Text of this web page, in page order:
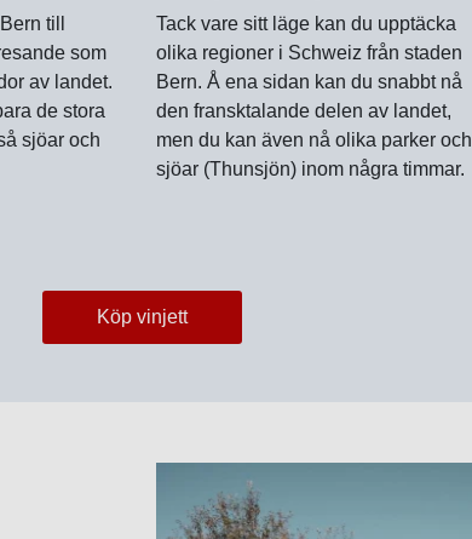
till
som
av landet.
de stora
sjöar och
Tack vare sitt läge kan du upptäcka
olika regioner i Schweiz från staden
Bern. Å ena sidan kan du snabbt nå
den fransktalande delen av landet,
men du kan även nå olika parker och
sjöar (Thunsjön) inom några timmar.
Köp vinjett